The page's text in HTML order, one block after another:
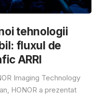
tehnologii
fluxul de
ARRI
Imaging Technology
HONOR a prezentat